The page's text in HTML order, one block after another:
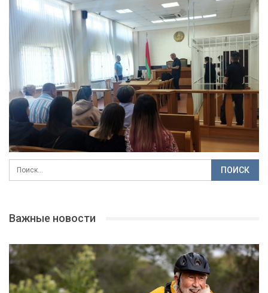
Важные новости